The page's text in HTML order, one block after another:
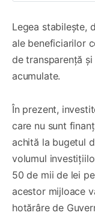
Legea stabilește,
ale beneficiarilor
de transparență
acumulate.
În prezent,
care nu sunt
achită la bugetul
volumul
50 de mii de lei
acestor mijloace
hotărâre de